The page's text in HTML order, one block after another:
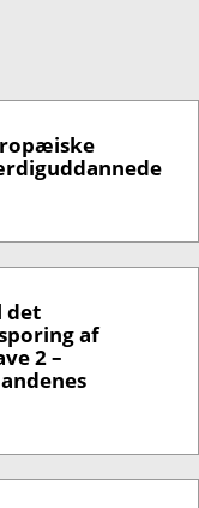
det
af
2 –